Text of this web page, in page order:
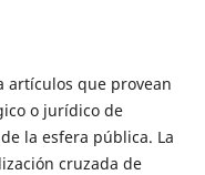
artículos que provean
o jurídico de
la esfera pública. La
cruzada de